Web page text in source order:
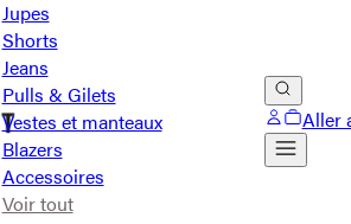
Jupes
Shorts
Jeans
Pulls & Gilets
Vestes et manteaux
Blazers
Accessoires
Voir tout
Aller